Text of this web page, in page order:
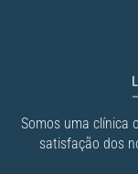
Somos uma clínica
satisfação dos